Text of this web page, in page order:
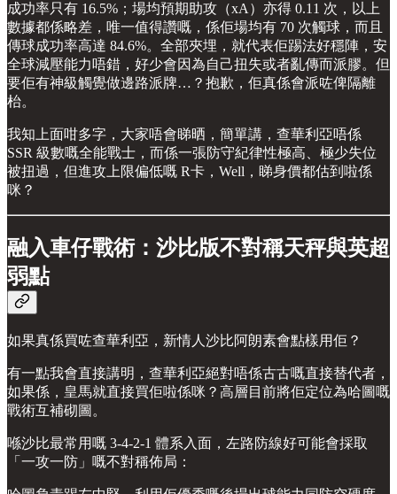
成功率只有 16.5%；場均預期助攻（xA）亦得 0.11 次，以上
數據都係略差，唯一值得讚嘅，係佢場均有 70 次觸球，而且
傳球成功率高達 84.6%。全部夾埋，就代表佢踢法好穩陣，安
全球減壓能力唔錯，好少會因為自己扭失或者亂傳而派膠。但
要佢有神級觸覺做邊路派牌…？抱歉，佢真係會派咗俾隔離
枱。
我知上面咁多字，大家唔會睇晒，簡單講，查華利亞唔係
SSR 級數嘅全能戰士，而係一張防守紀律性極高、極少失位
被扭過，但進攻上限偏低嘅 R卡，Well，睇身價都估到啦係
咪？
融入車仔戰術：沙比版不對稱天秤與英超
弱點
如果真係買咗查華利亞，新情人沙比阿朗素會點樣用佢？
有一點我會直接講明，查華利亞絕對唔係古古嘅直接替代者，
如果係，皇馬就直接買佢啦係咪？高層目前將佢定位為哈圖嘅
戰術互補砌圖。
喺沙比最常用嘅 3-4-2-1 體系入面，左路防線好可能會採取
「一攻一防」嘅不對稱佈局：